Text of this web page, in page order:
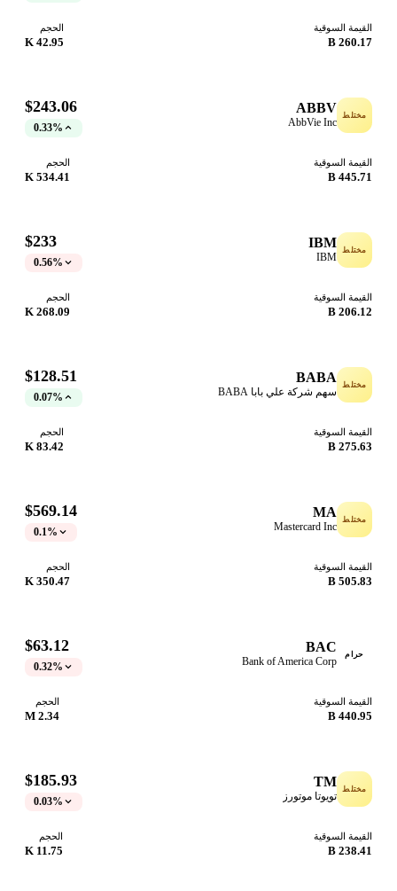
القيمة السوقية
260.17 B
الحجم
42.95 K
مختلط ABBV
AbbVie Inc
$243.06
0.33%
القيمة السوقية
445.71 B
الحجم
534.41 K
مختلط IBM
IBM
$233
0.56%
القيمة السوقية
206.12 B
الحجم
268.09 K
مختلط BABA
سهم شركة علي بابا BABA
$128.51
0.07%
القيمة السوقية
275.63 B
الحجم
83.42 K
مختلط MA
Mastercard Inc
$569.14
0.1%
القيمة السوقية
505.83 B
الحجم
350.47 K
حرام BAC
Bank of America Corp
$63.12
0.32%
القيمة السوقية
440.95 B
الحجم
2.34 M
مختلط TM
تويوتا موتورز
$185.93
0.03%
القيمة السوقية
238.41 B
الحجم
11.75 K